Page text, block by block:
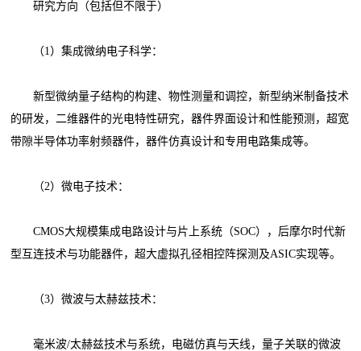
研究方向（包括但不限于）
（1）集成微纳电子科学：
新型微纳量子结构的构建、物性测量和调控，新型纳米制备技术
的研发，二维器件的光电特性研究，器件界面设计和性能预测，超宽
带隙半导体功率射频器件，器件仿真设计和专用电路集成等。
（2）微电子技术：
CMOS大规模集成电路设计与片上系统（SOC），后摩尔时代新
型互连技术与功能器件，超大虚拟孔径相控阵探测及ASIC实现等。
（3）微波与太赫兹技术：
毫米波/太赫兹技术与系统，电磁仿真与天线，量子关联的微波